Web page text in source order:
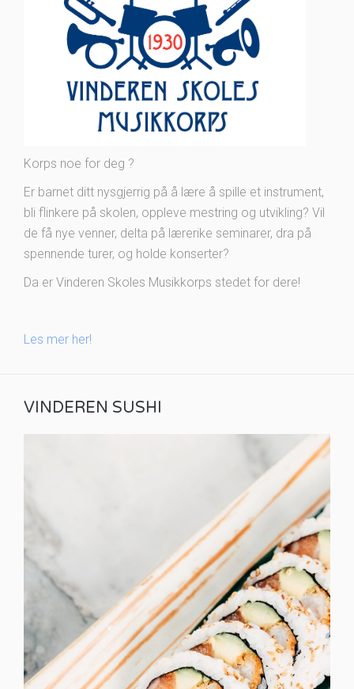
Korps noe for deg ?
Er barnet ditt nysgjerrig på å lære å spille et instrument,
bli flinkere på skolen, oppleve mestring og utvikling? Vil
de få nye venner, delta på lærerike seminarer, dra på
spennende turer, og holde konserter?
Da er Vinderen Skoles Musikkorps stedet for dere!
Les mer her!
VINDEREN SUSHI